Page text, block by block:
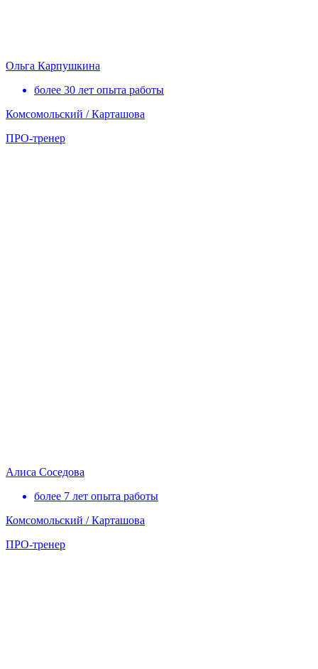
Ольга Карпушкина
более 30 лет опыта работы
Комсомольский / Карташова
ПРО-тренер
Алиса Соседова
более 7 лет опыта работы
Комсомольский / Карташова
ПРО-тренер